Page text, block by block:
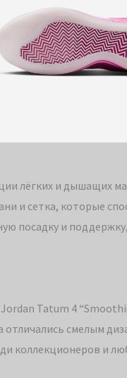
лёгких и дышащих
и сетка, которые
посадку и
Tatum 4
отличались смелым
коллекционеров и